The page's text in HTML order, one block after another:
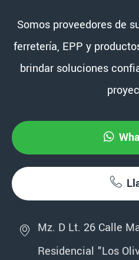
Somos proveedores de
ferretería, EPP y
brindar soluciones
Mz. D Lt. 26 Calle
Residencial "Los